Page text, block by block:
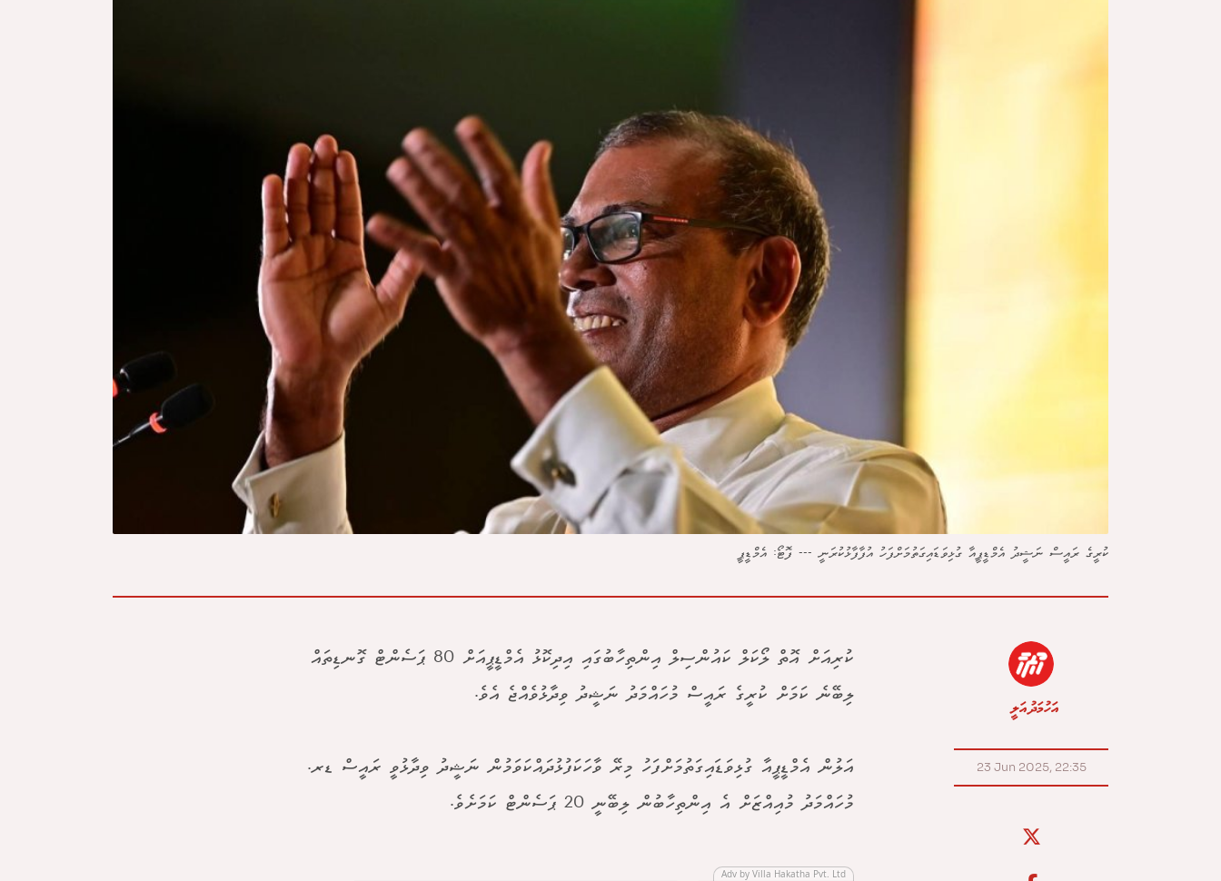
ކުރީގެ ރައީސް ނަޝީދު އެމްޑީޕީއާ ގުޅިވަޑައިގަތުމަށްފަހު އުފާފާޅުކުރަނީ --- ފޮޓޯ: އެމްޑީޕީ
އަހުމަދު އަލީ
23 Jun 2025, 22:35
ކުރިއަށް އޮތް ލޯކަލް ކައުންސިލް އިންތިހާބުގައި އިދިކޮޅު އެމްޑީޕީއަށް 80 ޕަސެންޓް ގޮނޑިތައް
ލިބޭނެ ކަމަށް ކުރީގެ ރައީސް މުހައްމަދު ނަޝީދު ވިދާޅުވެއްޖެ އެވެ.
އަލުން އެމްޑީޕީއާ ގުޅިވަޑައިގަތުމަށްފަހު މިރޭ ވާހަކަފުޅުދައްކަވަމުން ނަޝީދު ވިދާޅުވީ ރައީސް ޑރ.
މުހައްމަދު މުއިއްޒަށް އެ އިންތިހާބުން ލިބޭނީ 20 ޕަސެންޓް ކަމަށެވެ.
Adv by Villa Hakatha Pvt. Ltd